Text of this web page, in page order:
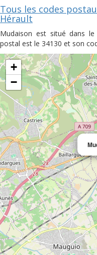
Tous les codes
Hérault
Mudaison est situé dans
postal est le 34130 et son
+
−